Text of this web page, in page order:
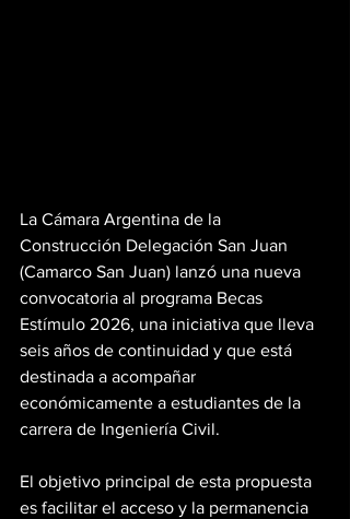
La Cámara Argentina de la
Construcción Delegación San Juan
(Camarco San Juan) lanzó una nueva
convocatoria al programa Becas
Estímulo 2026, una iniciativa que lleva
seis años de continuidad y que está
destinada a acompañar
económicamente a estudiantes de la
carrera de Ingeniería Civil.
El objetivo principal de esta propuesta
es facilitar el acceso y la permanencia